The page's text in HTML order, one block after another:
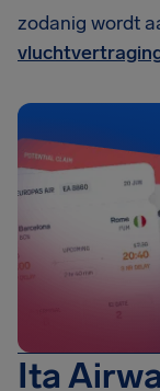
zodanig wordt
Ita